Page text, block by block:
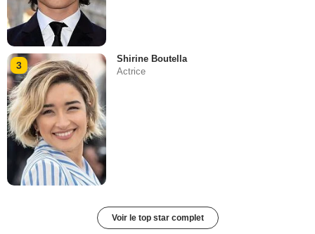
3
Shirine Boutella
Actrice
Voir le top star complet